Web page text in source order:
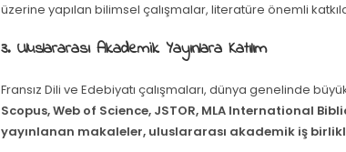
üzerine yapılan bilimsel çalışmalar, literatüre önemli
3. Uluslararası Akademik Yayınlara Katılım
Fransız Dili ve Edebiyatı çalışmaları, dünya genelinde
Scopus, Web of Science, JSTOR, MLA International
yayınlanan makaleler, uluslararası akademik iş